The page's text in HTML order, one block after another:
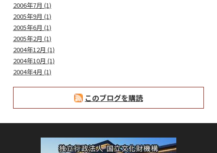
2006年7月 (1)
2005年9月 (1)
2005年6月 (1)
2005年2月 (1)
2004年12月 (1)
2004年10月 (1)
2004年4月 (1)
このブログを購読